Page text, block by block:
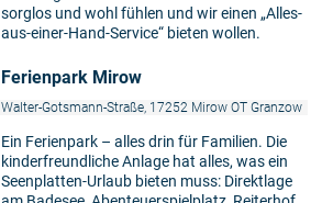
sorglos und wohl fühlen und wir einen „Alles-
aus-einer-Hand-Service“ bieten wollen.
Ferienpark Mirow
Walter-Gotsmann-Straße, 17252 Mirow OT Granzow
Ein Ferienpark – alles drin für Familien. Die
kinderfreundliche Anlage hat alles, was ein
Seenplatten-Urlaub bieten muss: Direktlage